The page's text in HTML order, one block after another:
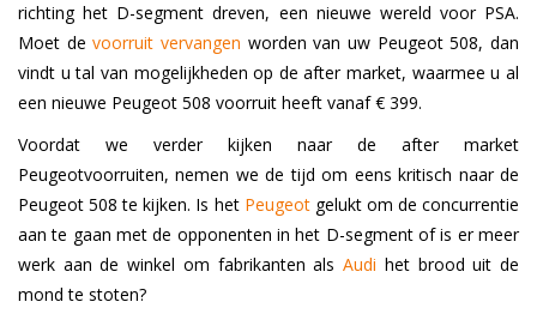
richting het D-segment dreven, een nieuwe wereld voor PSA.
Moet devoorruit vervangen worden van uw Peugeot 508, dan
vindt u tal van mogelijkheden op de after market, waarmee u al
een nieuwe Peugeot 508 voorruit heeft vanaf € 399.
Voordat we verder kijken naar de after market
Peugeotvoorruiten, nemen we de tijd om eens kritisch naar de
Peugeot 508 te kijken. Is het Peugeotgelukt om de concurrentie
aan te gaan met de opponenten in het D-segment of is er meer
werk aan de winkel om fabrikanten alsAudi het brood uit de
mond te stoten?